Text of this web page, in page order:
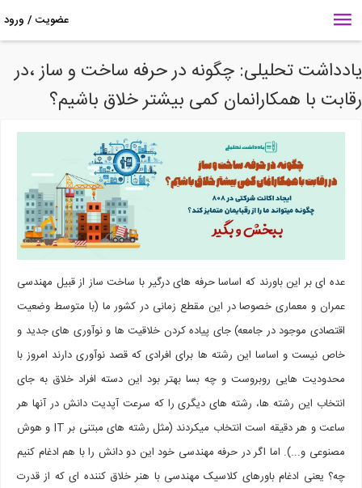
تحلیلی: چگونه در حرفه ساخت و ساز ،در
با همکارانمان کمی بیشتر خلاق باشیم؟
عده ای بر این باورند که اساسا حرفه های درگیر با ساخت ساز از قبیل مهندسی
عمران و معماری خصوصا در این مقطع زمانی در کشور ما (با متوسط وضعیت
اقتصادی موجود در جامعه) جای پیاده کردن خلاقیت ها و نوآوری های جدید و
خاص نیست و اساسا این رشته ها برای افرادی که قصد نوآوری دارند امروز با
محدودیت هایی روبروست و چه بسا بهتر بود این دسته افراد خلاق به جای
انتخاب این رشته ها، رشته های دیگری را که سرعت آپدیت دانش در آنها هر
ساعت و هر دقیقه است انتخاب میکردند (مثل رشته های مبتنی بر IT و هوش
مصنوعی و...). اما اگر در حرفه مهندسی خود این دو دانش را با هم ادغام کنیم
چه؟ یعنی ادغام باورهای کلاسیک مهندسی با هنر خلاق کننده ای که از قدرت